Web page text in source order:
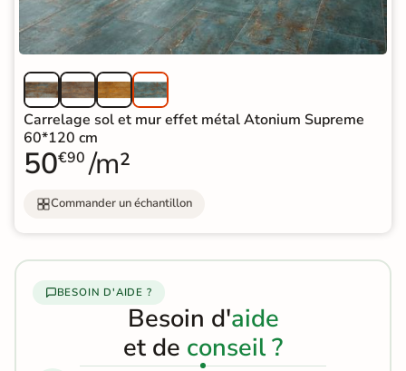
Carrelage sol et mur effet métal Atonium Supreme
60*120 cm
50€90 /m²
Commander un échantillon
BESOIN D'AIDE ?
Besoin d'aide
et de conseil ?